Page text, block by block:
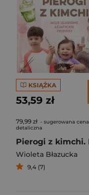
KSIĄŻKA
53,59 zł
79,99 zł - sugerowana cena
detaliczna
Wioleta Błazucka
9,4 (7)